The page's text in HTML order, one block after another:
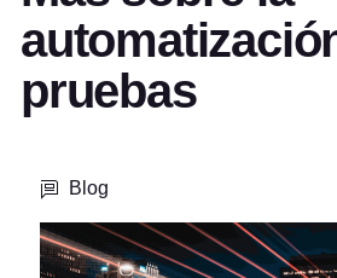
pruebas
Blog